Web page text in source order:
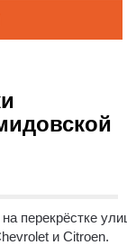
и Citroen.